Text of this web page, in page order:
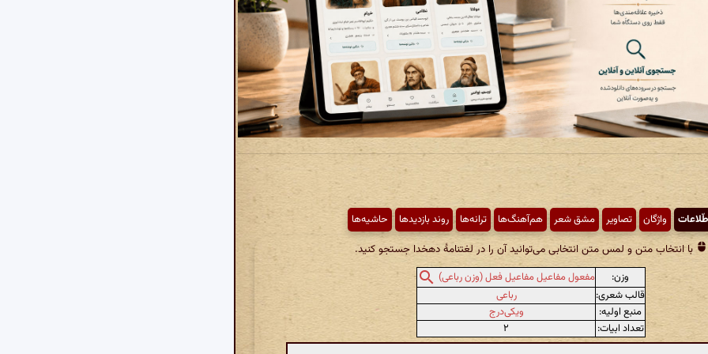
واژگان تصاویر مشق شعر هم‌آهنگ‌ها ترانه‌ها روند بازدیدها حاشیه‌ها
با انتخاب متن و لمس متن انتخابی می‌توانید آن را در لغتنامهٔ دهخدا جستجو کنید.
وزن:
مفعول مفاعیل مفاعیل فعل (وزن رباعی)
قالب شعری:
رباعی
منبع اولیه:
ویکی‌درج
تعداد ابیات:
۲